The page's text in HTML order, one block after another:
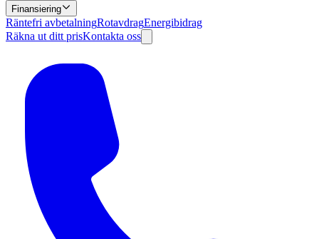
Finansiering
Räntefri avbetalningRotavdragEnergibidrag
Räkna ut ditt prisKontakta oss